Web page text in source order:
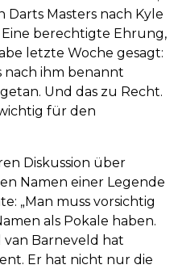
Darts Masters nach Kyle
berechtigte Ehrung,
letzte Woche gesagt:
nach ihm benannt
Und das zu Recht.
für den
Diskussion über
Namen einer Legende
„Man muss vorsichtig
als Pokale haben.
van Barneveld hat
Er hat nicht nur die